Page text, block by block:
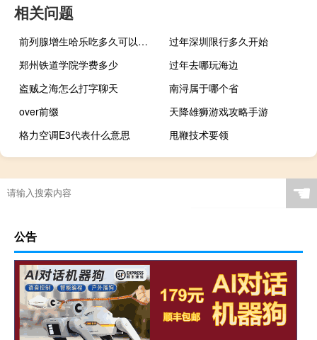
相关问题
前列腺增生哈乐吃多久可以停药（哈乐吃多久可以停药）
过年深圳限行多久开始
郑州铁道学院学费多少
过年去哪玩海边
盗贼之海怎么打字聊天
南浔属于哪个省
over前缀
天降雄狮游戏攻略手游
格力空调E3代表什么意思
甩鞭技术要领
☚
公告